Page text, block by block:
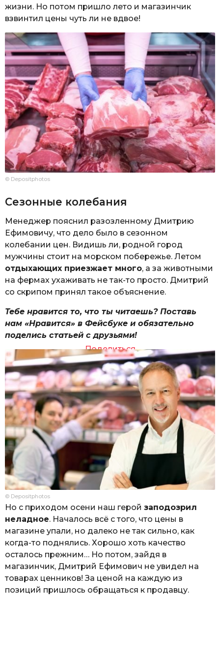
жизни. Но потом пришло лето и магазинчик
взвинтил цены чуть ли не вдвое!
© Depositphotos
Сезонные колебания
Менеджер пояснил разозленному Дмитрию
Ефимовичу, что дело было в сезонном
колебании цен. Видишь ли, родной город
мужчины стоит на морском побережье. Летом
отдыхающих приезжает много, а за животными
на фермах ухаживать не так-то просто. Дмитрий
со скрипом принял такое объяснение.
Тебе нравится то, что ты читаешь? Поставь
нам «Нравится» в Фейсбуке и обязательно
поделись статьей с друзьями!
Поделиться
© Depositphotos
Но с приходом осени наш герой заподозрил
неладное. Началось всё с того, что цены в
магазине упали, но далеко не так сильно, как
когда-то поднялись. Хорошо хоть качество
осталось прежним… Но потом, зайдя в
магазинчик, Дмитрий Ефимович не увидел на
товарах ценников! За ценой на каждую из
позиций пришлось обращаться к продавцу.